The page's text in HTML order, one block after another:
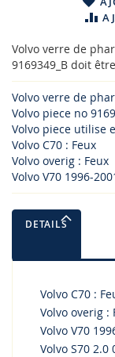
Volvo verre de
9169349_B doit
Volvo verre de
Volvo piece no
Volvo piece utilise
Volvo C70 : Feux
Volvo overig : Feux
Volvo V70 1996-
DETAILS
Volvo C70 :
Volvo overig :
Volvo V70
Volvo S70 2.0